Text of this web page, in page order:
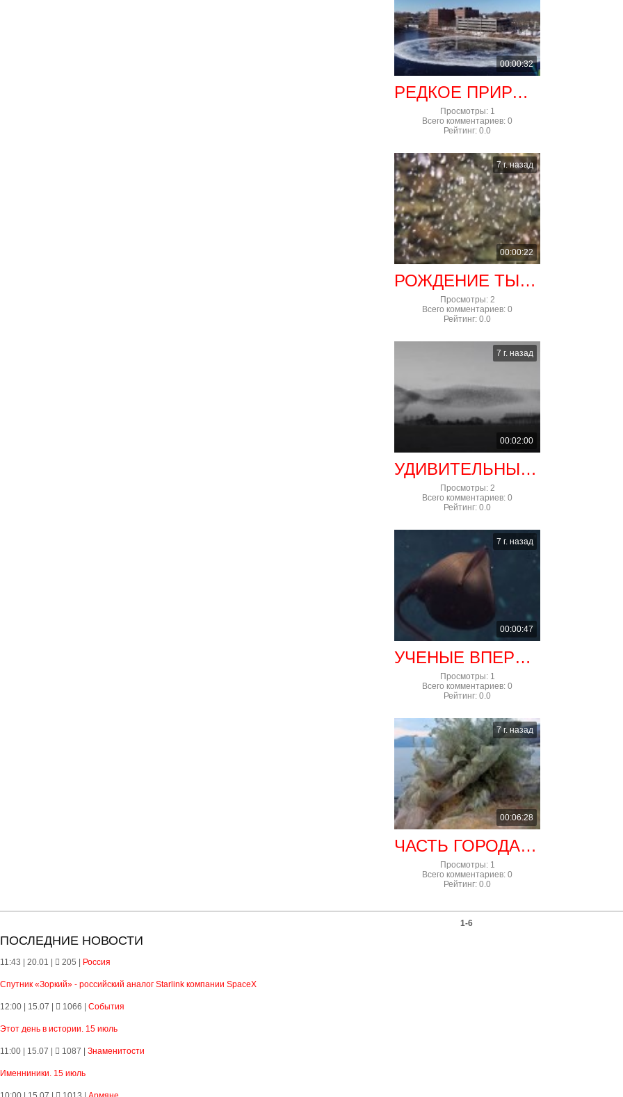
00:00:32
РЕДКОЕ ПРИРОДНОЕ ЯВЛЕНИЕ
Просмотры: 1
Всего комментариев: 0
Рейтинг: 0.0
7 г. назад
00:00:22
РОЖДЕНИЕ ТЫСЯЧ ОСЬМИНОГОВ ЗАФИКСИРОВАЛА КАМЕРА
Просмотры: 2
Всего комментариев: 0
Рейтинг: 0.0
7 г. назад
00:02:00
УДИВИТЕЛЬНЫЕ ПОЛЕТЫ СКВОРЦОВ
Просмотры: 2
Всего комментариев: 0
Рейтинг: 0.0
7 г. назад
00:00:47
УЧЕНЫЕ ВПЕРВЫЕ СНЯЛИ НА КАМЕРУ МОНСТРА ИЗ ГЛУБИН ОКЕАНА
Просмотры: 1
Всего комментариев: 0
Рейтинг: 0.0
7 г. назад
00:06:28
ЧАСТЬ ГОРОДА В ГРЕЦИИ ОКУТАЛО ГУСТОЙ ПАУТИНОЙ
Просмотры: 1
Всего комментариев: 0
Рейтинг: 0.0
1-6
ПОСЛЕДНИЕ НОВОСТИ
11:43 | 20.01 | 205 Россия
Спутник «Зоркий» - российский аналог Starlink компании SpaceX
12:00 | 15.07 | 1066 События
Этот день в истории. 15 июль
11:00 | 15.07 | 1087 Знаменитости
Именниники. 15 июль